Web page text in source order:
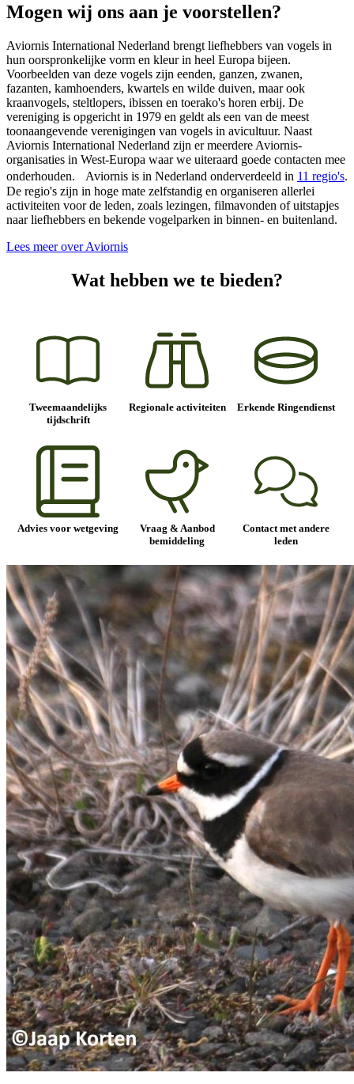
Mogen wij ons aan je voorstellen?
Aviornis International Nederland brengt liefhebbers van vogels in
hun oorspronkelijke vorm en kleur in heel Europa bijeen.
Voorbeelden van deze vogels zijn eenden, ganzen, zwanen,
fazanten, kamhoenders, kwartels en wilde duiven, maar ook
kraanvogels, steltlopers, ibissen en toerako's horen erbij. De
vereniging is opgericht in 1979 en geldt als een van de meest
toonaangevende verenigingen van vogels in avicultuur. Naast
Aviornis International Nederland zijn er meerdere Aviornis-
organisaties in West-Europa waar we uiteraard goede contacten mee
onderhouden. Aviornis is in Nederland onderverdeeld in 11 regio's.
De regio's zijn in hoge mate zelfstandig en organiseren allerlei
activiteiten voor de leden, zoals lezingen, filmavonden of uitstapjes
naar liefhebbers en bekende vogelparken in binnen- en buitenland.
Lees meer over Aviornis
Wat hebben we te bieden?
Tweemaandelijks
tijdschrift
Regionale activiteiten Erkende Ringendienst
Advies voor wetgeving
Vraag & Aanbod
bemiddeling
Contact met andere
leden